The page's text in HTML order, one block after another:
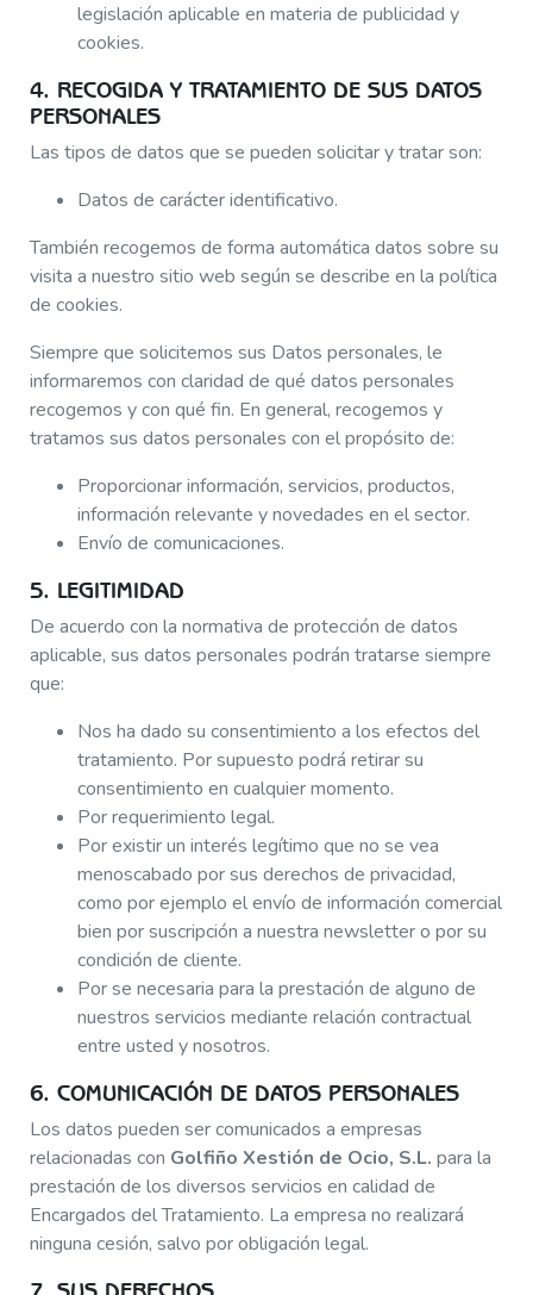
legislación aplicable en materia de publicidad y
cookies.
4. RECOGIDA Y TRATAMIENTO DE SUS DATOS
PERSONALES
Las tipos de datos que se pueden solicitar y tratar son:
Datos de carácter identificativo.
También recogemos de forma automática datos sobre su
visita a nuestro sitio web según se describe en la política
de cookies.
Siempre que solicitemos sus Datos personales, le
informaremos con claridad de qué datos personales
recogemos y con qué fin. En general, recogemos y
tratamos sus datos personales con el propósito de:
Proporcionar información, servicios, productos,
información relevante y novedades en el sector.
Envío de comunicaciones.
5. LEGITIMIDAD
De acuerdo con la normativa de protección de datos
aplicable, sus datos personales podrán tratarse siempre
que:
Nos ha dado su consentimiento a los efectos del
tratamiento. Por supuesto podrá retirar su
consentimiento en cualquier momento.
Por requerimiento legal.
Por existir un interés legítimo que no se vea
menoscabado por sus derechos de privacidad,
como por ejemplo el envío de información comercial
bien por suscripción a nuestra newsletter o por su
condición de cliente.
Por se necesaria para la prestación de alguno de
nuestros servicios mediante relación contractual
entre usted y nosotros.
6. COMUNICACIÓN DE DATOS PERSONALES
Los datos pueden ser comunicados a empresas
relacionadas con Golfiño Xestión de Ocio, S.L. para la
prestación de los diversos servicios en calidad de
Encargados del Tratamiento. La empresa no realizará
ninguna cesión, salvo por obligación legal.